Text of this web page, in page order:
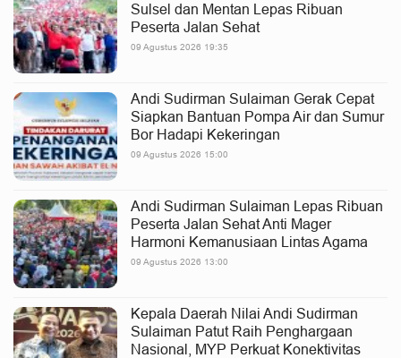
Sulsel dan Mentan Lepas Ribuan
Peserta Jalan Sehat
09 Agustus 2026 19:35
Andi Sudirman Sulaiman Gerak Cepat
Siapkan Bantuan Pompa Air dan Sumur
Bor Hadapi Kekeringan
09 Agustus 2026 15:00
Andi Sudirman Sulaiman Lepas Ribuan
Peserta Jalan Sehat Anti Mager
Harmoni Kemanusiaan Lintas Agama
09 Agustus 2026 13:00
Kepala Daerah Nilai Andi Sudirman
Sulaiman Patut Raih Penghargaan
Nasional, MYP Perkuat Konektivitas